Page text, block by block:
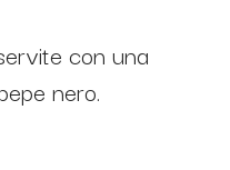
con una
nero.